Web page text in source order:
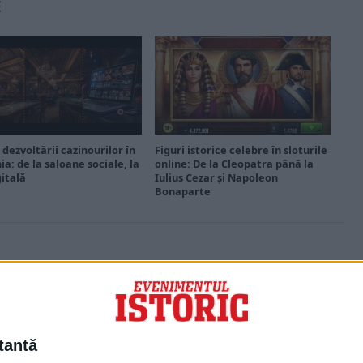
cazinourilor în
de la saloane sociale, la
Figuri istorice celebre în sloturile
online: De la Cleopatra până la
Iulius Cezar și Napoleon
Bonaparte
Evenimentul Zilei
Doctorul Zilei